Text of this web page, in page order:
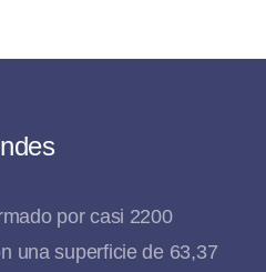
por casi 2200
una superficie de 63,37